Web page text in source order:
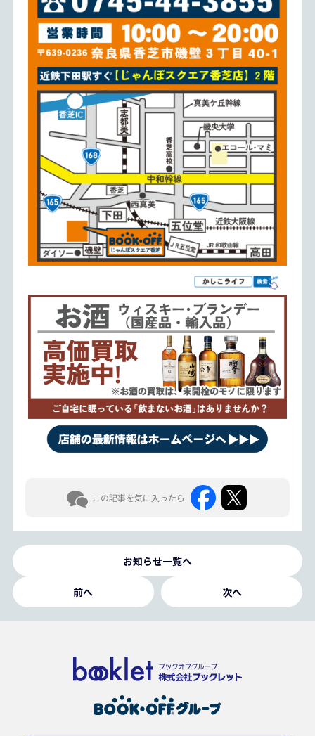
この記事を気に入ったら
お知らせ一覧へ
前へ 次へ